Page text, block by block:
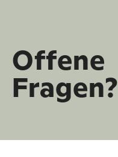
Offene
Fragen?